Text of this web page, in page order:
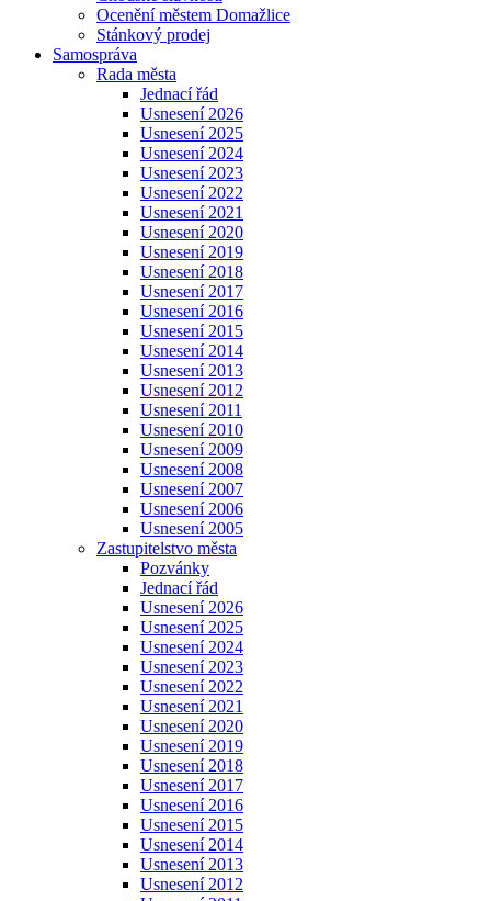
Ocenění městem Domažlice
Stánkový prodej
Samospráva
Rada města
Jednací řád
Usnesení 2026
Usnesení 2025
Usnesení 2024
Usnesení 2023
Usnesení 2022
Usnesení 2021
Usnesení 2020
Usnesení 2019
Usnesení 2018
Usnesení 2017
Usnesení 2016
Usnesení 2015
Usnesení 2014
Usnesení 2013
Usnesení 2012
Usnesení 2011
Usnesení 2010
Usnesení 2009
Usnesení 2008
Usnesení 2007
Usnesení 2006
Usnesení 2005
Zastupitelstvo města
Pozvánky
Jednací řád
Usnesení 2026
Usnesení 2025
Usnesení 2024
Usnesení 2023
Usnesení 2022
Usnesení 2021
Usnesení 2020
Usnesení 2019
Usnesení 2018
Usnesení 2017
Usnesení 2016
Usnesení 2015
Usnesení 2014
Usnesení 2013
Usnesení 2012